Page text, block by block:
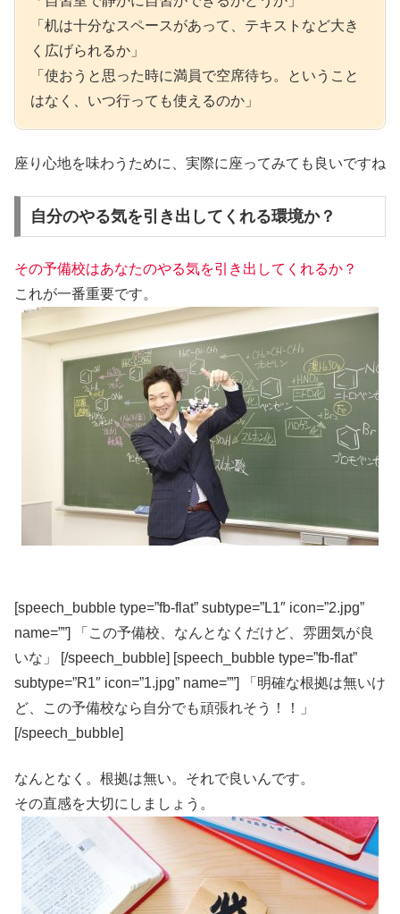
「 机は十分なスペースがあって、テキストなど大き
く広げられるか」
「使おうと思った時に満員で空席待ち。ということ
はなく、 いつ行っても使えるのか」
座り心地を味わうために、実際に座ってみても良いですね
自分のやる気を引き出してくれる環境か？
その予備校はあなたのやる気を引き出してくれるか？
これが一番重要です。
[speech_bubble type=”fb-flat” subtype=”L1″ icon=”2.jpg”
name=””] 「この予備校、なんとなくだけど、雰囲気が良
いな」 [/speech_bubble] [speech_bubble type=”fb-flat”
subtype=”R1″ icon=”1.jpg” name=””] 「明確な根拠は無いけ
ど、この予備校なら自分でも頑張れそう！！」
[/speech_bubble]
なんとなく。根拠は無い。それで良いんです。
その直感を大切にしましょう。